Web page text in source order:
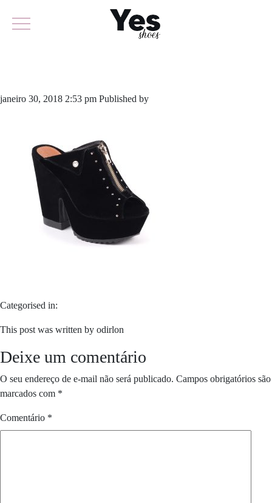
janeiro 30, 2018 2:53 pm Published by
Categorised in:
This post was written by odirlon
Deixe um comentário
O seu endereço de e-mail não será publicado. Campos obrigatórios são
marcados com *
Comentário *